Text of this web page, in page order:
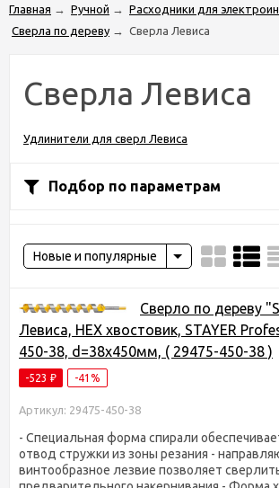
Главная → Ручной → Расходники для
Сверла по дереву → Сверла Левиса
Сверла Левиса
Удлинители для сверл Левиса
Подбор по параметрам
Новые и популярные
Сверло по дереву
Левиса, HEX хвостовик, STAYER
450-38, d=38х450мм, ( 29475-450-38 )
-523 ₽ -41%
Артикул: 29475-450-38
- Специальная форма спирали
отвод стружки из зоны резания -
винтообразное лезвие позволяет